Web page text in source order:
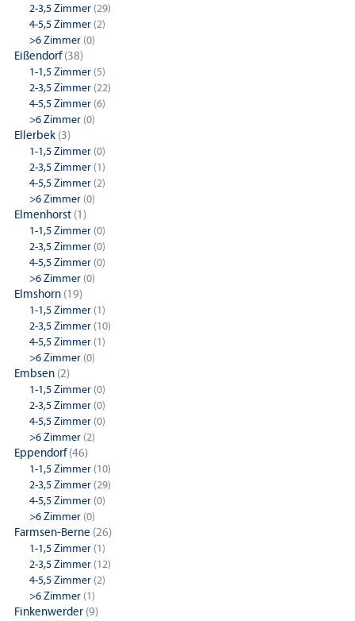
2-3,5 Zimmer (29)
4-5,5 Zimmer (2)
>6 Zimmer (0)
Eißendorf(38)
1-1,5 Zimmer (5)
2-3,5 Zimmer (22)
4-5,5 Zimmer (6)
>6 Zimmer (0)
Ellerbek (3)
1-1,5 Zimmer (0)
2-3,5 Zimmer (1)
4-5,5 Zimmer (2)
>6 Zimmer (0)
Elmenhorst (1)
1-1,5 Zimmer (0)
2-3,5 Zimmer (0)
4-5,5 Zimmer (0)
>6 Zimmer (0)
Elmshorn (19)
1-1,5 Zimmer (1)
2-3,5 Zimmer (10)
4-5,5 Zimmer (1)
>6 Zimmer (0)
Embsen (2)
1-1,5 Zimmer (0)
2-3,5 Zimmer (0)
4-5,5 Zimmer (0)
>6 Zimmer (2)
Eppendorf(46)
1-1,5 Zimmer (10)
2-3,5 Zimmer (29)
4-5,5 Zimmer (0)
>6 Zimmer (0)
Farmsen-Berne (26)
1-1,5 Zimmer (1)
2-3,5 Zimmer (12)
4-5,5 Zimmer (2)
>6 Zimmer (1)
Finkenwerder (9)